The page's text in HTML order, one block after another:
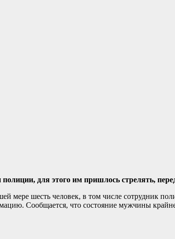
для этого им пришлось стрелять,
мере шесть человек, в том числе сотрудник
Сообщается, что состояние мужчины